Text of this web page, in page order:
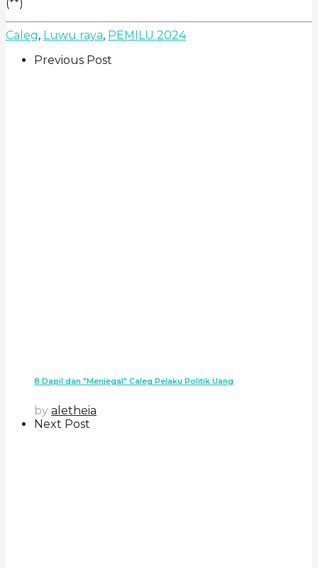
(**)
Caleg, Luwu raya, PEMILU 2024
Previous Post
8 Dapil dan "Menjegal" Caleg Pelaku Politik Uang
by aletheia
Next Post